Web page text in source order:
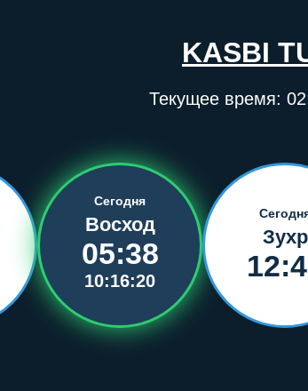
KASBI
Текущее время:
Сегодня
Восход
05:38
10:16:20
Зухр